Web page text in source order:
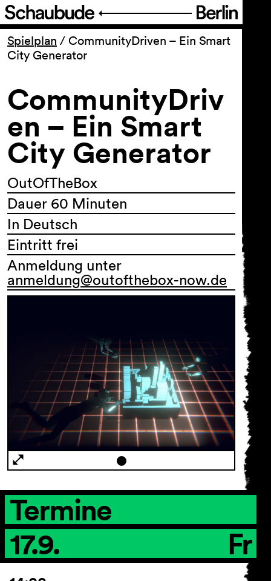
Programm
Ticket
Barrierefreiheit
Über uns
AGB
Impressum
Datenschutz
Barrierefreiheitserklärung
Spielplan / CommunityDriven – Ein Smart
City Generator
CommunityDriv
en – Ein Smart
City Generator
OutOfTheBox
Dauer 60 Minuten
In Deutsch
Eintritt frei
Anmeldung unter
anmeldung@outofthebox-now.de
Termine
17.9.
Fr